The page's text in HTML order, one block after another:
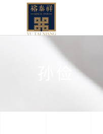
No products in the cart.
孙俭